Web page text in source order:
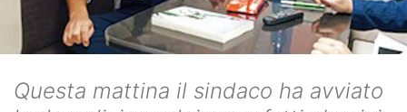
Questa mattina il sindaco ha avviato